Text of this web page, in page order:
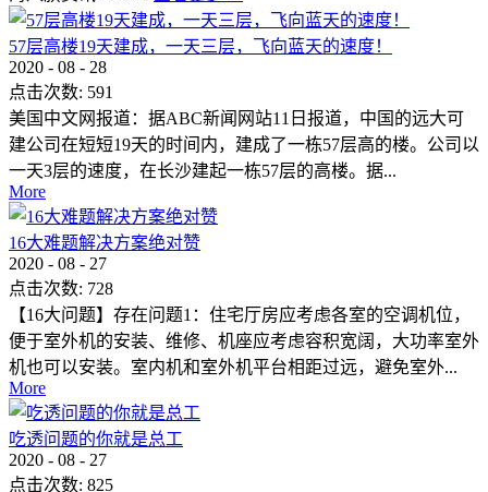
57层高楼19天建成，一天三层，飞向蓝天的速度！
2020 - 08 - 28
点击次数: 591
美国中文网报道：据ABC新闻网站11日报道，中国的远大可
建公司在短短19天的时间内，建成了一栋57层高的楼。公司以
一天3层的速度，在长沙建起一栋57层的高楼。据...
More
16大难题解决方案绝对赞
2020 - 08 - 27
点击次数: 728
【16大问题】存在问题1：住宅厅房应考虑各室的空调机位，
便于室外机的安装、维修、机座应考虑容积宽阔，大功率室外
机也可以安装。室内机和室外机平台相距过远，避免室外...
More
吃透问题的你就是总工
2020 - 08 - 27
点击次数: 825